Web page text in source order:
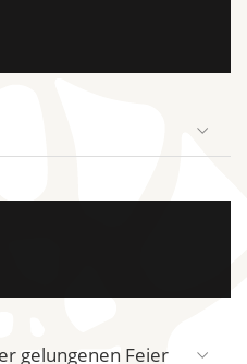
gelungenen Feier